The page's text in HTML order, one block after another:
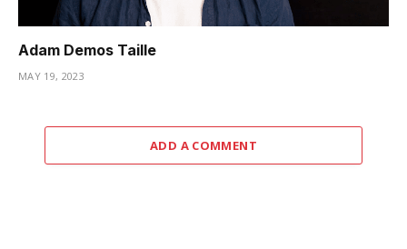
Adam Demos Taille
MAY 19, 2023
ADD A COMMENT